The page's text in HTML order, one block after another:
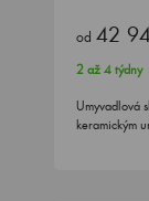
od 42
2 až 4 týdny
Umyvadlová
keramickým